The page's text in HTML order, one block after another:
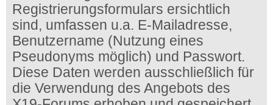
Registrierungsformulars ersichtlich
sind, umfassen u.a. E-Mailadresse,
Benutzername (Nutzung eines
Pseudonyms möglich) und Passwort.
Diese Daten werden ausschließlich für
die Verwendung des Angebots des